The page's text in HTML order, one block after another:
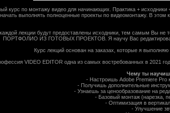
курс по монтажу видео для начинающих. Практика +
начать выполнять полноценные проекты по видеомонтажу. В
лекции будут предоставлены исходники, тем самым Вы не
ПОРТФОЛИО ИЗ ГОТОВЫХ ПРОЕКТОВ. Я научу Вас
Курс лекций основан на заказах, которые я
VIDEO EDITOR одна из самых востребованных в 2021
Чему ты
- Настроишь Adobe Premiere Pro
- Получишь дополнительные
- Узнаешь за ценообразование на
- Базовый монтаж (нарезка,
- Оптимизация в
- Улучшение